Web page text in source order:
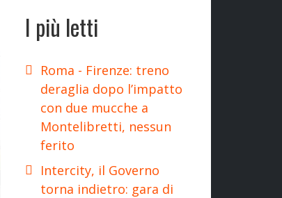
I più letti
Roma - Firenze: treno
deraglia dopo l’impatto
con due mucche a
Montelibretti, nessun
ferito
Intercity, il Governo
torna indietro: gara di